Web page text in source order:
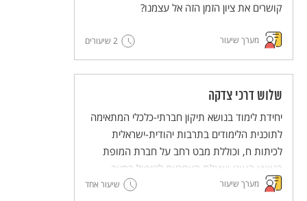
קושרים את ציון הזמן הזה אל עצמנו?
מערך שיעור 2 שיעורים
שלוש דרכי צדקה
יחידת לימוד בנושא תיקון חברתי-כלכלי המתאימה
לתוכנית הלימודים בתרבות יהודית-ישראלית
לכיתות ח, וכוללת מבט רחב על חברת המופת
בנושא העוני ושאלת האחריות לטיפול במצב.
מערך שיעור שיעור אחד